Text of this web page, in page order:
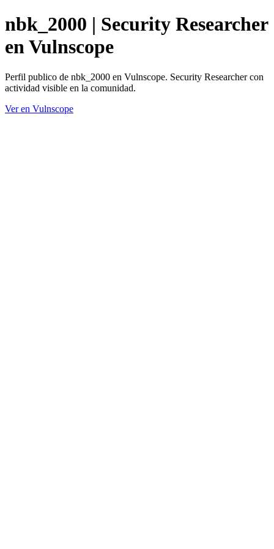
nbk_2000 | Security Researcher
en Vulnscope
Perfil publico de nbk_2000 en Vulnscope. Security Researcher con
actividad visible en la comunidad.
Ver en Vulnscope